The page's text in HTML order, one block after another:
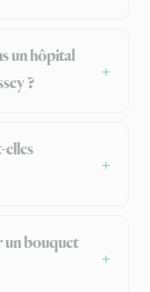
un hôpital
?
elles
un bouquet